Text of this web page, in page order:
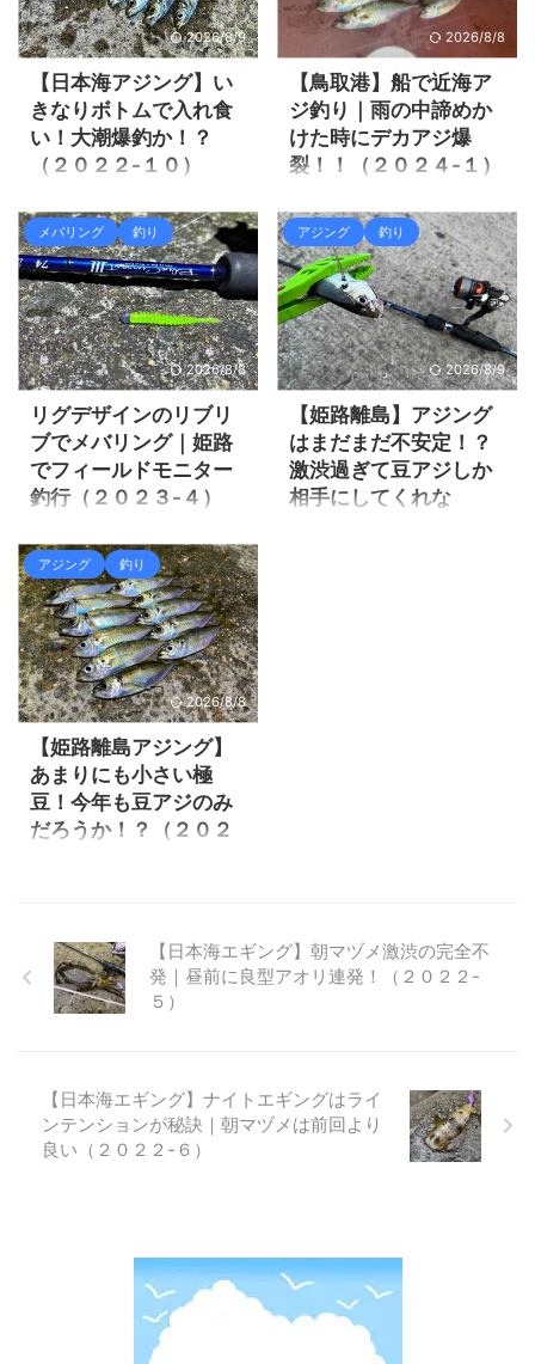
2026/8/9
【日本海アジング】い
きなりボトムで入れ食
い！大潮爆釣か！？
（２０２２-１０）
日本海のアジングポイント
は、聞いた話程アタリが多く
なく回遊待ちの釣りでした。
https://zaltz.blog/aging-
2022-9/ 日本海アジングチャ
レンジ 回遊さえ待てばチャン
スがやって来るので、釣れな
良いサイズが釣れるので再チ
ャレンジしたくなりました。
前回は長潮で悪かったに違い
ない！今週は大潮なので爆釣
回より少ない釣果でし
た・・・それでは釣行の様子
を見て行きましょう。 日本海
アジング回遊待ちのレンジ合
わせで爆 ...
2026/8/8
【鳥取港】船で近海ア
ジ釣り｜雨の中諦めか
けた時にデカアジ爆
裂！！（２０２４-１）
行ってみて、一瞬ですけどサ
ビキでデカアジが炸裂して即
ハマりました。 ３８センチの
アジはオカッパリではなかな
か釣れませんので、アジング
とは違った楽しさですけど即
ハマりました。 今年もGWに
も運が悪く雨予報でしたがレ
インコート着て決行しまし
た。 結果は大逆転のデカアジ
祭り開催でとても楽しめまし
メバリング 釣り
2026/8/8
リグデザインのリブリ
ブでメバリング｜姫路
でフィールドモニター
釣行（２０２３-４）
募集を見付けて応募してみた
所、見事に当選してフィール
ドモニターをする事になりま
した。 リグデザインと言うメ
ーカーのワームで、聞く所に
よると良く釣れるみたいで
す。 １発目に発送されてきた
ワームはリブリブと言うワー
ムです。 最近はメバリングに
行っていなかったので、メバ
ルの状況は良く分かりません
が行ってみる事にしました。
を見て行きましょう。 リグデ
ザインリブリブでフィールド
モニ ...
アジング 釣り
2026/8/9
【姫路離島】アジング
はまだまだ不安定！？
激渋過ぎて豆アジしか
相手にしてくれな
にしました。 しかし結論から
言うと、良型アジが全く釣れ
アジング 釣り
2026/8/8
【姫路離島アジング】
あまりにも小さい極
豆！今年も豆アジのみ
だろうか！？（２０２
れ始めるのではないだろう
か！？ 今年は姫路でもアジが
釣れている位なのだから、姫
路離島なら豆だけじゃなく良
は１２～３センチの極豆だっ
たそうです。 極豆がメインで
も、たまに良型アジの回遊が
有るかもしれない！と期待を
ょう。 姫路離島アジングひた
すらの極豆！ 夕方に辺りが暗
くなった頃にジグ単２ｇで沖
のボトムを攻めてみる事にし
【日本海エギング】朝マヅメ激渋の完全不
発｜昼前に良型アオリ連発！（２０２２-
５）
【日本海エギング】ナイトエギングはライ
ンテンションが秘訣｜朝マヅメは前回より
良い（２０２２-６）